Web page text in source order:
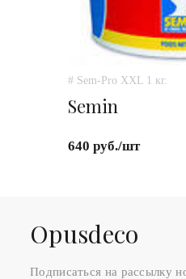
# Sem-Pro XXL 1 кг.
Semin
640 руб./шт
Оpusdeco
Подписаться на рассылку